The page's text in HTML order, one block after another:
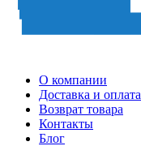
О компании
Доставка и оплата
Возврат товара
Контакты
Блог